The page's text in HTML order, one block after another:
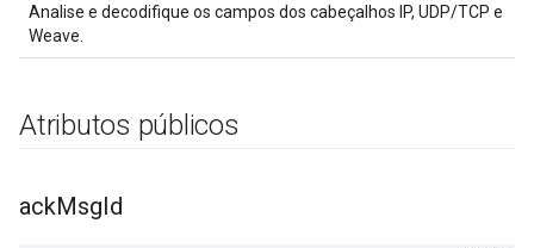
Analise e decodifique os campos dos cabeçalhos IP, UDP/TCP e
Weave.
Atributos públicos
ackMsgId